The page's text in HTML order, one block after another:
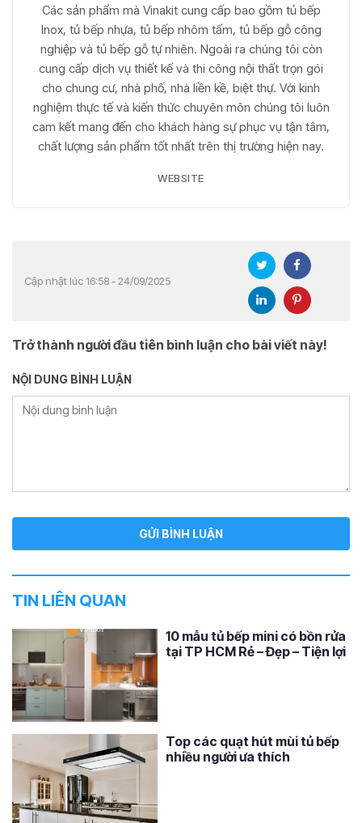
Các sản phẩm mà Vinakit cung cấp bao gồm tủ bếp
Inox, tủ bếp nhựa, tủ bếp nhôm tấm, tủ bếp gỗ công
nghiệp và tủ bếp gỗ tự nhiên. Ngoài ra chúng tôi còn
cung cấp dịch vụ thiết kế và thi công nội thất trọn gói
cho chung cư, nhà phố, nhà liền kề, biệt thự. Với kinh
nghiệm thực tế và kiến thức chuyên môn chúng tôi luôn
cam kết mang đến cho khách hàng sự phục vụ tận tâm,
chất lượng sản phẩm tốt nhất trên thị trường hiện nay.
WEBSITE
Cập nhật lúc 16:58 - 24/09/2025
Trở thành người đầu tiên bình luận cho bài viết này!
NỘI DUNG BÌNH LUẬN
TIN LIÊN QUAN
10 mẫu tủ bếp mini có bồn rửa
tại TP HCM Rẻ – Đẹp – Tiện lợi
Top các quạt hút mùi tủ bếp
nhiều người ưa thích